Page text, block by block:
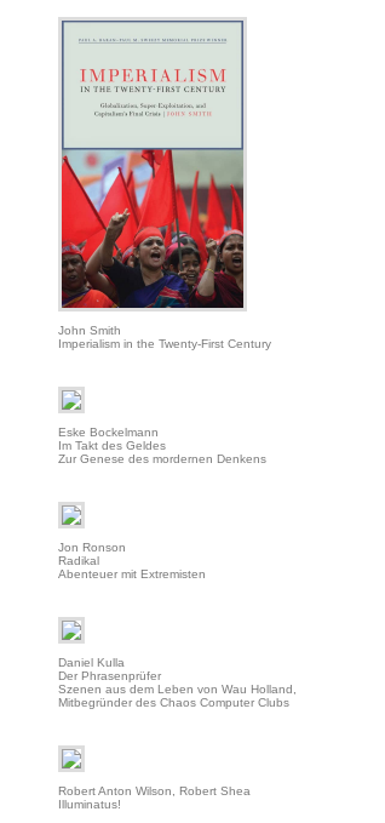
John Smith
Imperialism in the Twenty-First Century
Eske Bockelmann
Im Takt des Geldes
Zur Genese des mordernen Denkens
Jon Ronson
Radikal
Abenteuer mit Extremisten
Daniel Kulla
Der Phrasenprüfer
Szenen aus dem Leben von Wau Holland,
Mitbegründer des Chaos Computer Clubs
Robert Anton Wilson, Robert Shea
Illuminatus!